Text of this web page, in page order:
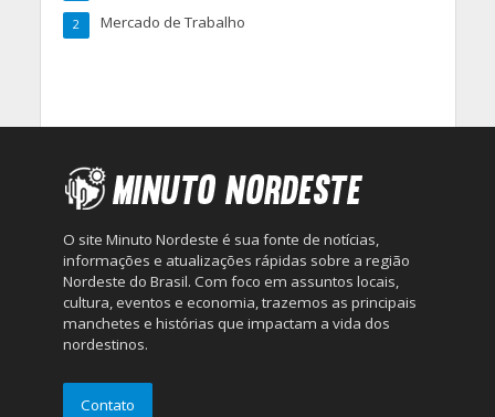
Mercado de Trabalho
2
O site Minuto Nordeste é sua fonte de notícias,
informações e atualizações rápidas sobre a região
Nordeste do Brasil. Com foco em assuntos locais,
cultura, eventos e economia, trazemos as principais
manchetes e histórias que impactam a vida dos
nordestinos.
Contato